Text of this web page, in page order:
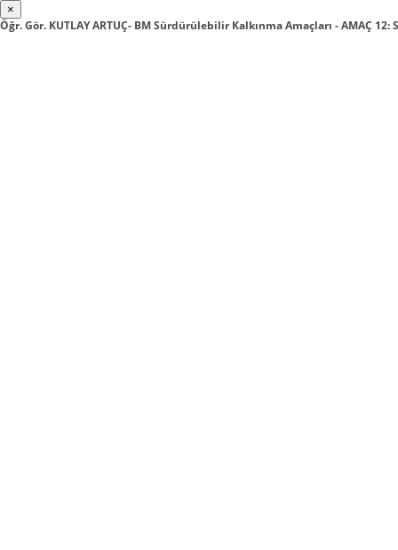
×
Öğr. Gör. KUTLAY ARTUÇ- BM Sürdürülebilir Kalkınma Amaçları - AMAÇ 12: